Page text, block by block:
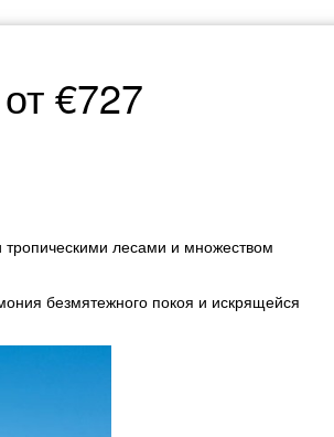
€727
тропическими лесами и множеством
безмятежного покоя и искрящейся